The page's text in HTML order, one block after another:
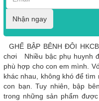
Nhận ngay
GHẾ BẬP BÊNH ĐÔI
chơi Nhiều bậc phụ huynh
phù hợp cho con em mình.
khác nhau, không khó để
con bạn. Tuy nhiên, bập
trong những sản phẩm